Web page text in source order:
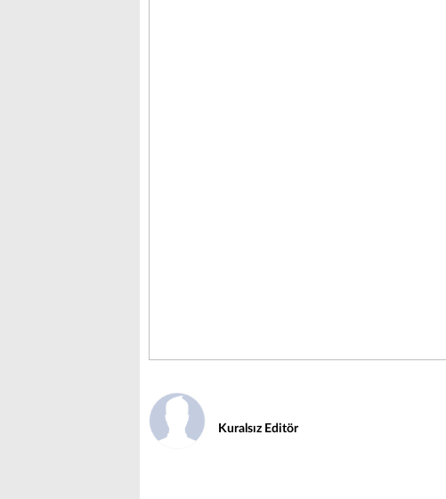
Kuralsız Editör